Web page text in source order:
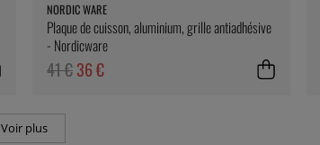
NORDIC WARE
Plaque de cuisson, aluminium, grille antiadhésive
- Nordicware
41 €36 €
Voir plus